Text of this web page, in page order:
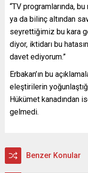
“TV programlarında, bu
ya da bilinç altından
seyrettiğimiz bu kara
diyor, iktidarı bu
davet ediyorum.”
Erbakan’ın bu
eleştirilerin
Hükümet kanadından
gelmedi.
Benzer Konular